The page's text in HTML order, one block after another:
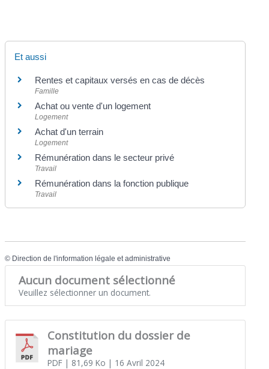
Et aussi
Rentes et capitaux versés en cas de décès
Famille
Achat ou vente d'un logement
Logement
Achat d'un terrain
Logement
Rémunération dans le secteur privé
Travail
Rémunération dans la fonction publique
Travail
© Direction de l'information légale et administrative
Aucun document sélectionné
Veuillez sélectionner un document.
Constitution du dossier de
mariage
PDF| 81,69 Ko | 16 Avril 2024